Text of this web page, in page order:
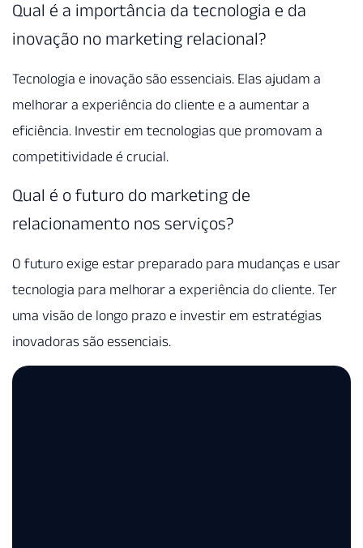
Qual é a importância da tecnologia e da
inovação no marketing relacional?
Tecnologia e inovação são essenciais. Elas ajudam a
melhorar a experiência do cliente e a aumentar a
eficiência. Investir em tecnologias que promovam a
competitividade é crucial.
Qual é o futuro do marketing de
relacionamento nos serviços?
O futuro exige estar preparado para mudanças e usar
tecnologia para melhorar a experiência do cliente. Ter
uma visão de longo prazo e investir em estratégias
inovadoras são essenciais.